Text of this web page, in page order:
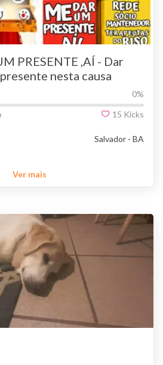
PRESENTE ,AÍ - Dar
nesta causa
0%
15 Kicks
Salvador - BA
Ver mais